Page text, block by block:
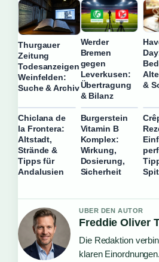
Thurgauer
Zeitung
Todesanzeigen
Weinfelden:
Suche & Archiv
Werder
Bremen
gegen
Leverkusen:
Übertragung
& Bilanz
&
Chiclana de
la Frontera:
Altstadt,
Strände &
Tipps für
Andalusien
Burgerstein
Vitamin B
Komplex:
Wirkung,
Dosierung,
Sicherheit
UBER DEN AUTOR
Freddie Oliver
Die Redaktion
klaren Einordnungen.